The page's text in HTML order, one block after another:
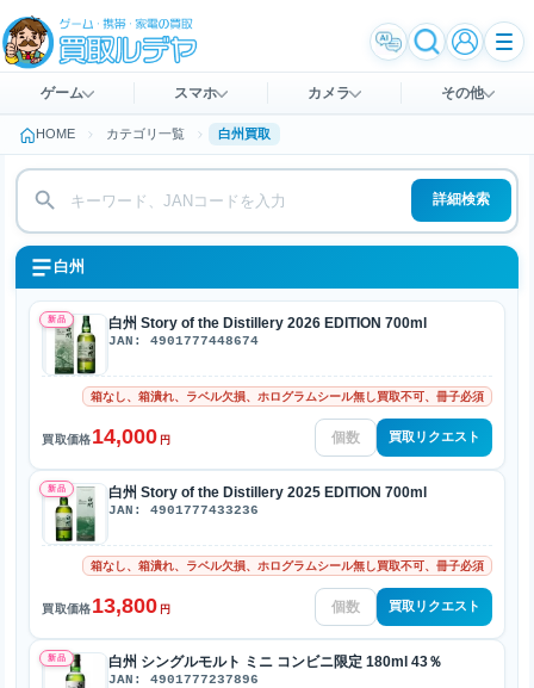
ゲーム スマホ カメラ その他
HOME カテゴリ一覧 白州買取
詳細検索
白州
新品 白州 Story of the Distillery 2026 EDITION 700ml
JAN: 4901777448674
箱なし、箱潰れ、ラベル欠損、ホログラムシール無し買取不可、冊子必須
買取価格14,000 円 買取リクエスト
新品 白州 Story of the Distillery 2025 EDITION 700ml
JAN: 4901777433236
箱なし、箱潰れ、ラベル欠損、ホログラムシール無し買取不可、冊子必須
買取価格13,800 円 買取リクエスト
新品 白州 シングルモルト ミニ コンビニ限定 180ml 43％
JAN: 4901777237896